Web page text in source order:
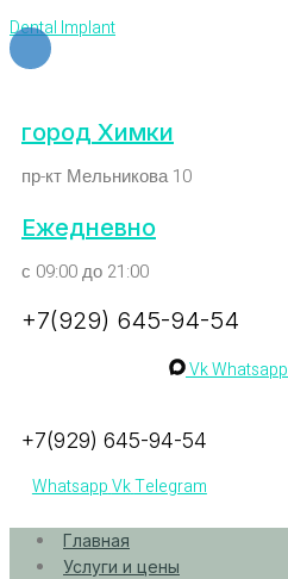
Dental Implant
город Химки
пр-кт Мельникова 10
Ежедневно
с 09:00 до 21:00
+7(929) 645-94-54
VkWhatsapp
+7(929) 645-94-54
WhatsappVkTelegram
Главная
Услуги и цены